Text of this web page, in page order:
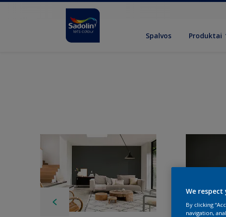
Spalvos Produktai
We respect
By clicking
navigation,